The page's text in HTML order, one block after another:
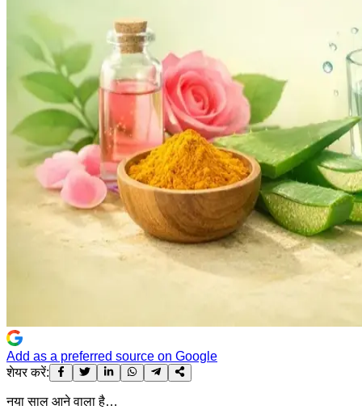
Add as a preferred source on Google
शेयर करें:
नया साल आने वाला है…